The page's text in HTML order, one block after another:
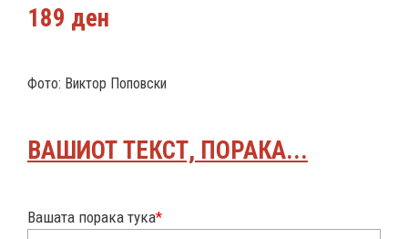
189 ден
Фото: Виктор Поповски
ВАШИОТ ТЕКСТ, ПОРАКА...
Вашата порака тука*